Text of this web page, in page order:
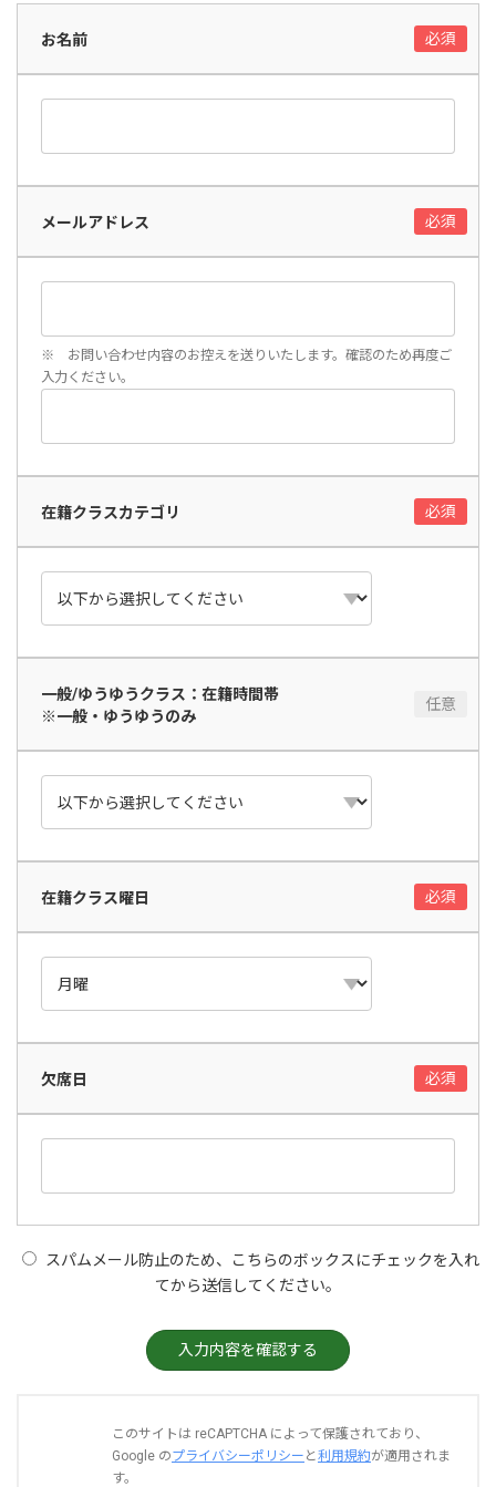
お名前
メールアドレス
※ お問い合わせ内容のお控えを送りいたします。確認のため再度ご
入力ください。
在籍クラスカテゴリ
一般/ゆうゆうクラス：在籍時間帯
※一般・ゆうゆうのみ
在籍クラス曜日
欠席日
スパムメール防止のため、こちらのボックスにチェックを入れ
てから送信してください。
このサイトは reCAPTCHA によって保護されており、
Google のプライバシーポリシー と利用規約が適用されま
す。